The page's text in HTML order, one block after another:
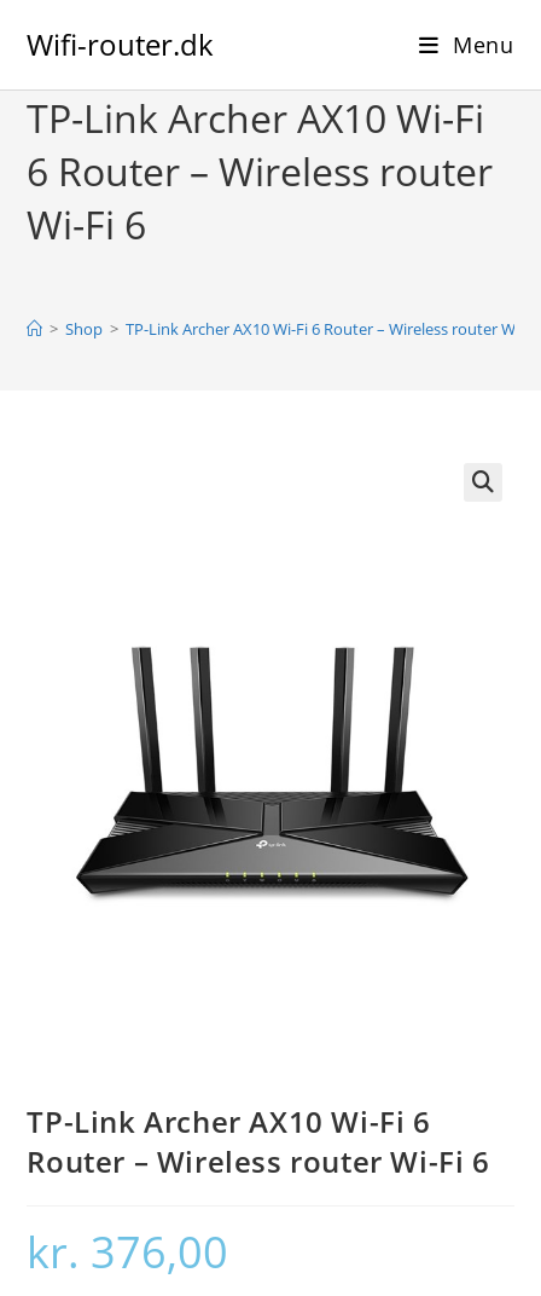
Wifi-router.dk Menu
TP-Link Archer AX10 Wi-Fi
6 Router – Wireless router
Wi-Fi 6
> Shop > TP-Link Archer AX10 Wi-Fi 6 Router – Wireless router Wi-Fi
TP-Link Archer AX10 Wi-Fi 6
Router – Wireless router Wi-Fi 6
kr. 376,00